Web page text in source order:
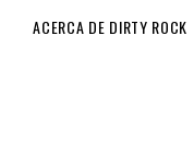
ACERCA DE DIRTY ROCK